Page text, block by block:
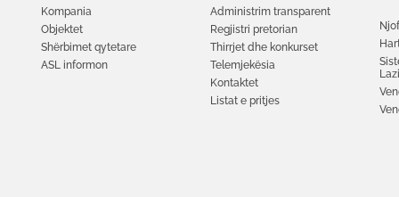
Kompania
Objektet
Shërbimet qytetare
ASL informon
Administrim transparent
Regjistri pretorian
Thirrjet dhe konkurset
Telemjekësia
Kontaktet
Listat e pritjes